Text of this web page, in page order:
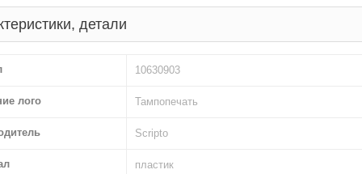
детали
10630903
лого Тампопечать
Scripto
пластик